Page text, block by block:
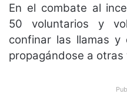
En el combate al
50 voluntarios y
confinar las llamas y
propagándose a otras